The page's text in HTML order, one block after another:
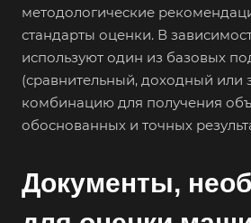
методологические
стандарты оценки. В
используют один из базовых
(сравнительный, доходный или
комбинацию для получения
обоснованных и точных
Документы,
Барнаул
Батайск
Белая Калитва
Белгород
Белово
Белогорск